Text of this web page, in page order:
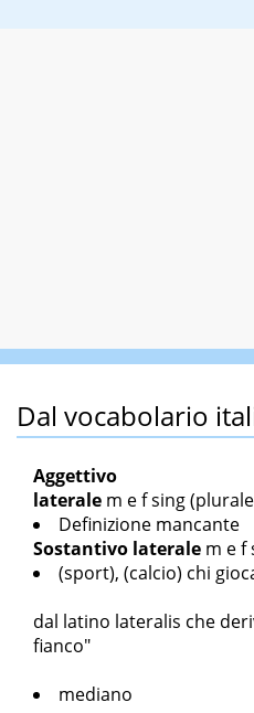
Dal vocabolario
Aggettivo
laterale m ef sing
Definizione mancante
Sostantivo laterale m ef
(sport), (calcio) chi
dal latino lateralis che
fianco"
mediano